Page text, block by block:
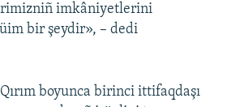
imkâniyetlerini
bir şeydir», – dedi
boyunca birinci ittifaqdaşı